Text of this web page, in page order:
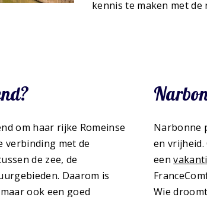
kennis te maken met de
om haar rijke Romeinse
verbinding met de
de zee, de
Daarom is
ook een goed
Narbonne
en
een
Wie